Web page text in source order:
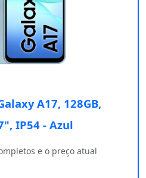
A17, 128GB,
IP54 - Azul
e o preço atual